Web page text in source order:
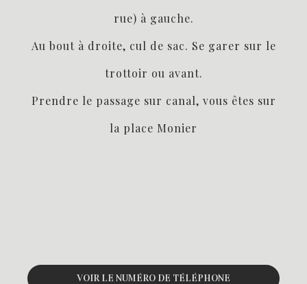
rue) à gauche.
Au bout à droite, cul de sac. Se garer sur le
trottoir ou avant.
Prendre le passage sur canal, vous êtes sur
la place Monier
VOIR LE NUMÉRO DE TÉLÉPHONE